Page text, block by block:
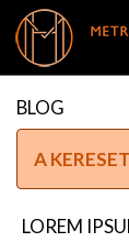
BLOG
A
LOREM